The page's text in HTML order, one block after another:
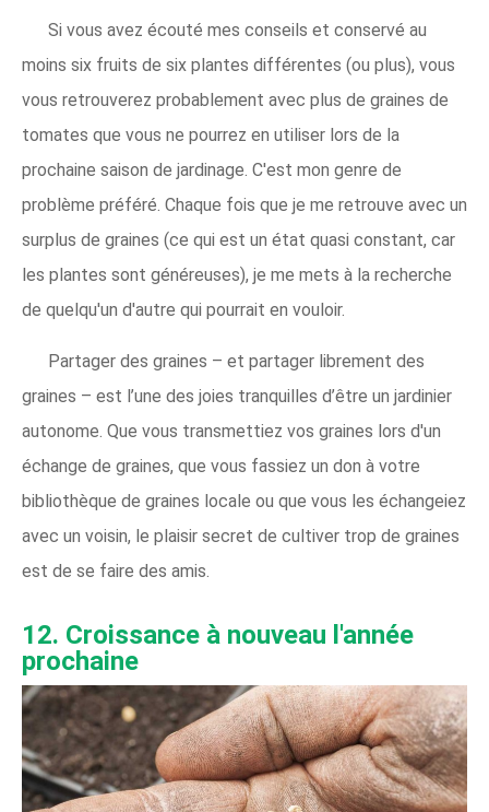
Si vous avez écouté mes conseils et conservé au
moins six fruits de six plantes différentes (ou plus), vous
vous retrouverez probablement avec plus de graines de
tomates que vous ne pourrez en utiliser lors de la
prochaine saison de jardinage. C'est mon genre de
problème préféré. Chaque fois que je me retrouve avec un
surplus de graines (ce qui est un état quasi constant, car
les plantes sont généreuses), je me mets à la recherche
de quelqu'un d'autre qui pourrait en vouloir.
Partager des graines – et partager librement des
graines – est l’une des joies tranquilles d’être un jardinier
autonome. Que vous transmettiez vos graines lors d'un
échange de graines, que vous fassiez un don à votre
bibliothèque de graines locale ou que vous les échangeiez
avec un voisin, le plaisir secret de cultiver trop de graines
est de se faire des amis.
12. Croissance à nouveau l'année
prochaine